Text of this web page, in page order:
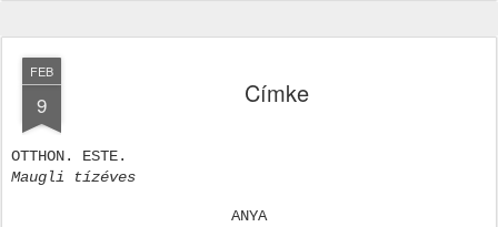
FEB
9 Címke
OTTHON. ESTE.
Maugli tízéves
ANYA